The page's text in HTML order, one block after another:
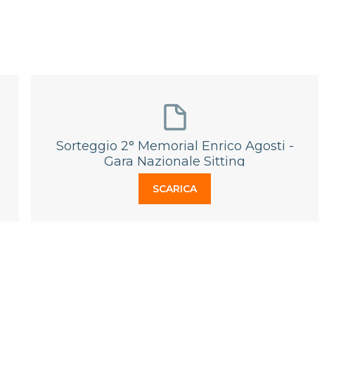
Sorteggio 2° Memorial Enrico Agosti -
Gara Nazionale Sitting
SCARICA